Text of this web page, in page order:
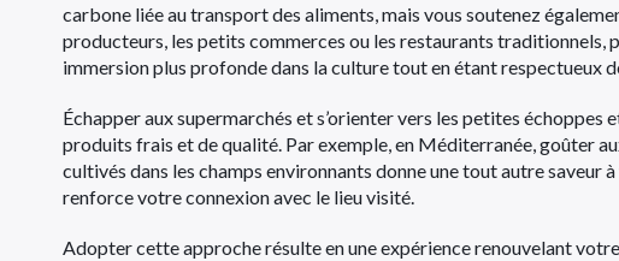
carbone liée au transport des aliments, mais vous soutenez
producteurs, les petits commerces ou les restaurants
immersion plus profonde dans la culture tout en étant respectueux
Échapper aux supermarchés et s’orienter vers les petites
produits frais et de qualité. Par exemple, en Méditerranée, goûter
cultivés dans les champs environnants donne une tout autre saveur
renforce votre connexion avec le lieu visité.
Adopter cette approche résulte en une expérience renouvelant